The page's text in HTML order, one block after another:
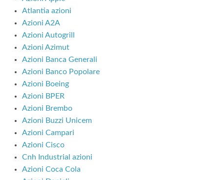
Atlantia azioni
Azioni A2A
Azioni Autogrill
Azioni Azimut
Azioni Banca Generali
Azioni Banco Popolare
Azioni Boeing
Azioni BPER
Azioni Brembo
Azioni Buzzi Unicem
Azioni Campari
Azioni Cisco
Cnh Industrial azioni
Azioni Coca Cola